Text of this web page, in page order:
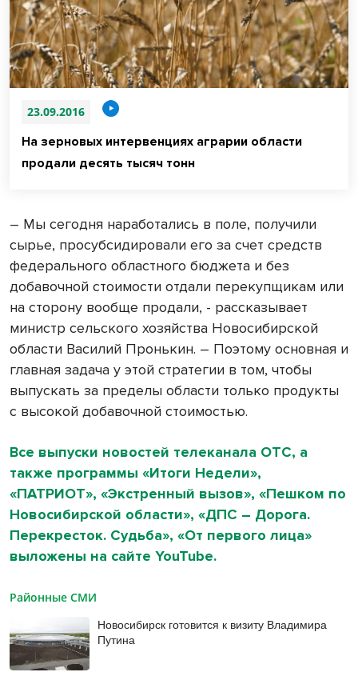
23.09.2016
На зерновых интервенциях аграрии области
продали десять тысяч тонн
– Мы сегодня наработались в поле, получили
сырье, просубсидировали его за счет средств
федерального областного бюджета и без
добавочной стоимости отдали перекупщикам или
на сторону вообще продали, - рассказывает
министр сельского хозяйства Новосибирской
области Василий Пронькин. – Поэтому основная и
главная задача у этой стратегии в том, чтобы
выпускать за пределы области только продукты
с высокой добавочной стоимостью.
Все выпуски новостей телеканала ОТС, а
также программы «Итоги Недели»,
«ПАТРИОТ», «Экстренный вызов», «Пешком по
Новосибирской области», «ДПС – Дорога.
Перекресток. Судьба», «От первого лица»
выложены на сайте YouTube.
Районные СМИ
Новосибирск готовится к визиту Владимира
Путина